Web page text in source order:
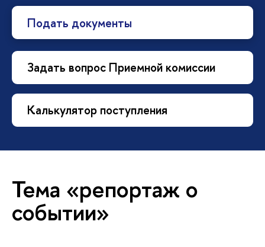
Подать документы
Задать вопрос Приемной комиссии
Калькулятор поступления
Тема «репортаж о
событии»